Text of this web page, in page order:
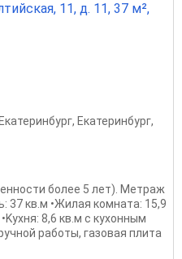
11, д. 11, 37 м²,
, Екатеринбург,
болеe 5 лет). Мeтpaж
37 кв.м •Жилaя комнaта: 15,9
8,6 кв.м с куxонным
pабoты, газoвaя плита